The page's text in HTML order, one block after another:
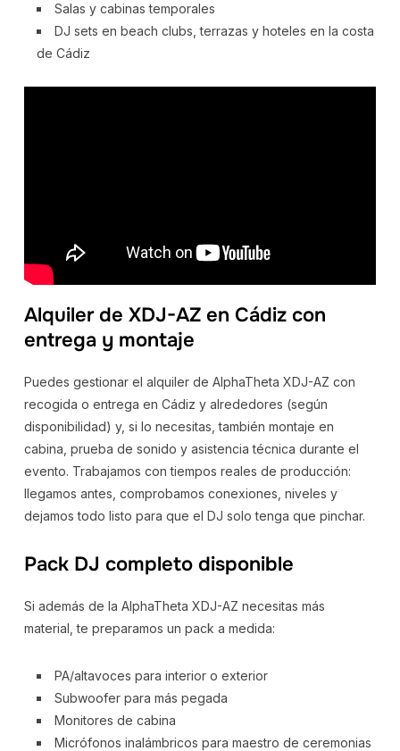
Salas y cabinas temporales
DJ sets en beach clubs, terrazas y hoteles en la costa
de Cádiz
Alquiler de XDJ-AZ en Cádiz con
entrega y montaje
Puedes gestionar el alquiler de AlphaTheta XDJ-AZ con
recogida o entrega en Cádiz y alrededores (según
disponibilidad) y, si lo necesitas, también montaje en
cabina, prueba de sonido y asistencia técnica durante el
evento. Trabajamos con tiempos reales de producción:
llegamos antes, comprobamos conexiones, niveles y
dejamos todo listo para que el DJ solo tenga que pinchar.
Pack DJ completo disponible
Si además de la AlphaTheta XDJ-AZ necesitas más
material, te preparamos un pack a medida:
PA/altavoces para interior o exterior
Subwoofer para más pegada
Monitores de cabina
Micrófonos inalámbricos para maestro de ceremonias